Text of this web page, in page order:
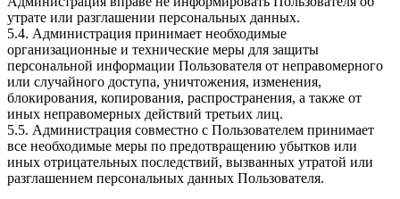
утрате или разглашении персональных данных.
5.4. Администрация принимает необходимые
организационные и технические меры для защиты
персональной информации Пользователя от неправомерного
или случайного доступа, уничтожения, изменения,
блокирования, копирования, распространения, а также от
иных неправомерных действий третьих лиц.
5.5. Администрация совместно с Пользователем принимает
все необходимые меры по предотвращению убытков или
иных отрицательных последствий, вызванных утратой или
разглашением персональных данных Пользователя.